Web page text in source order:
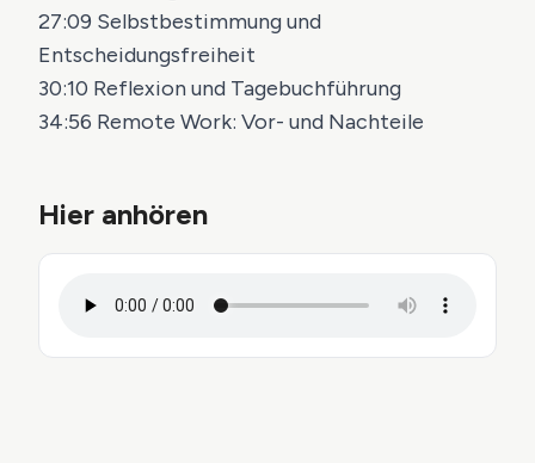
27:09 Selbstbestimmung und
Entscheidungsfreiheit
30:10 Reflexion und Tagebuchführung
34:56 Remote Work: Vor- und Nachteile
Hier anhören